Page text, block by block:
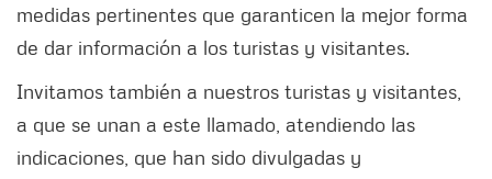
medidas pertinentes que garanticen la mejor forma
de dar información a los turistas y visitantes.
Invitamos también a nuestros turistas y visitantes,
a que se unan a este llamado, atendiendo las
indicaciones, que han sido divulgadas y